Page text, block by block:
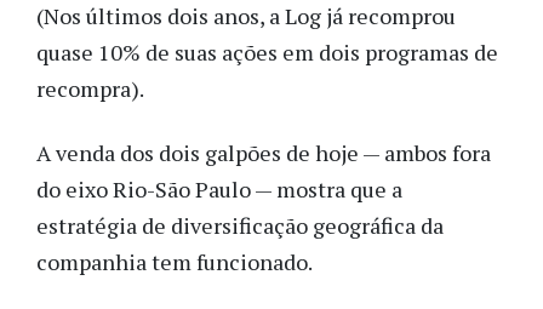
(Nos últimos dois anos, a Log já recomprou
quase 10% de suas ações em dois programas de
recompra).
A venda dos dois galpões de hoje — ambos fora
do eixo Rio-São Paulo — mostra que a
estratégia de diversificação geográfica da
companhia tem funcionado.